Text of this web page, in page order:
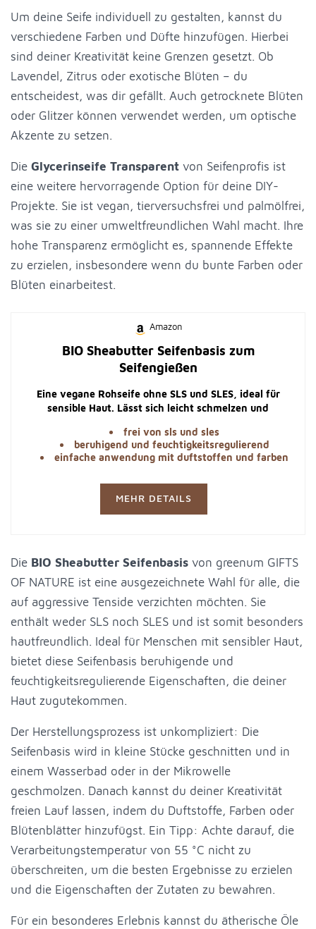
Um deine Seife individuell zu gestalten, kannst du
verschiedene Farben und Düfte hinzufügen. Hierbei
sind deiner Kreativität keine Grenzen gesetzt. Ob
Lavendel, Zitrus oder exotische Blüten – du
entscheidest, was dir gefällt. Auch getrocknete Blüten
oder Glitzer können verwendet werden, um optische
Akzente zu setzen.
Die Glycerinseife Transparent von Seifenprofis ist
eine weitere hervorragende Option für deine DIY-
Projekte. Sie ist vegan, tierversuchsfrei und palmölfrei,
was sie zu einer umweltfreundlichen Wahl macht. Ihre
hohe Transparenz ermöglicht es, spannende Effekte
zu erzielen, insbesondere wenn du bunte Farben oder
Blüten einarbeitest.
Amazon
BIO Sheabutter Seifenbasis zum
Seifengießen
Eine vegane Rohseife ohne SLS und SLES, ideal für
sensible Haut. Lässt sich leicht schmelzen und
frei von sls und sles
beruhigend und feuchtigkeitsregulierend
einfache anwendung mit duftstoffen und farben
MEHR DETAILS
Die BIO Sheabutter Seifenbasis von greenum GIFTS
OF NATURE ist eine ausgezeichnete Wahl für alle, die
auf aggressive Tenside verzichten möchten. Sie
enthält weder SLS noch SLES und ist somit besonders
hautfreundlich. Ideal für Menschen mit sensibler Haut,
bietet diese Seifenbasis beruhigende und
feuchtigkeitsregulierende Eigenschaften, die deiner
Haut zugutekommen.
Der Herstellungsprozess ist unkompliziert: Die
Seifenbasis wird in kleine Stücke geschnitten und in
einem Wasserbad oder in der Mikrowelle
geschmolzen. Danach kannst du deiner Kreativität
freien Lauf lassen, indem du Duftstoffe, Farben oder
Blütenblätter hinzufügst. Ein Tipp: Achte darauf, die
Verarbeitungstemperatur von 55 °C nicht zu
überschreiten, um die besten Ergebnisse zu erzielen
und die Eigenschaften der Zutaten zu bewahren.
Für ein besonderes Erlebnis kannst du ätherische Öle